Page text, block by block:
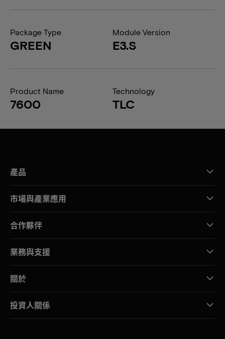
Package Type
GREEN
Module Version
E3.S
Product Name
7600
Technology
TLC
產品
市場與產業應用
合作夥伴
業務與支援
關於
投資人關係